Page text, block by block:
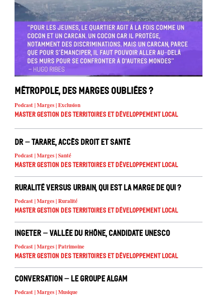
Métropole, des marges oubliées ?
Podcast | Marges | Exclusion
Master Gestion des territoires et développement local
DR – Tarare, accès droit et santé
Podcast | Marges | Santé
Master Gestion des territoires et développement local
Ruralité versus urbain, qui est la marge de qui ?
Podcast | Marges | Ruralité
Master Gestion des territoires et développement local
INGETER – Vallée du Rhône, candidate UNESCO
Podcast | Marges | Patrimoine
Master Gestion des territoires et développement local
Conversation – Le groupe ALGAM
Podcast | Marges | Musique